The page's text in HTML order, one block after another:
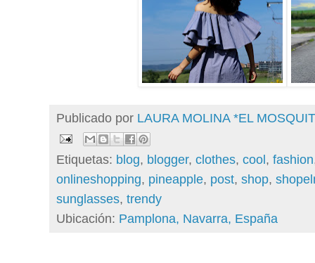
Publicado por LAURA MOLINA *EL
Etiquetas: blog, blogger, clothes, cool, fashion
onlineshopping, pineapple, post, shop,
sunglasses, trendy
Ubicación: Pamplona, Navarra, España